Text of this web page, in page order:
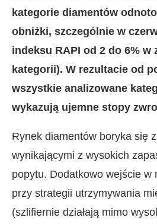
kategorie diamentów
obniżki, szczególnie w
indeksu RAPI od 2 do 6% w
kategorii). W rezultacie od
wszystkie analizowane
wykazują ujemne stopy
Rynek diamentów boryka się
wynikającymi z wysokich
popytu. Dodatkowo wejście w
przy strategii utrzymywania
(szlifiernie działają mimo